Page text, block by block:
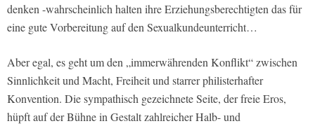
denken -wahrscheinlich halten ihre Erziehungsberechtigten das für
eine gute Vorbereitung auf den Sexualkundeunterricht…
Aber egal, es geht um den „immerwährenden Konflikt“ zwischen
Sinnlichkeit und Macht, Freiheit und starrer philisterhafter
Konvention. Die sympathisch gezeichnete Seite, der freie Eros,
hüpft auf der Bühne in Gestalt zahlreicher Halb- und